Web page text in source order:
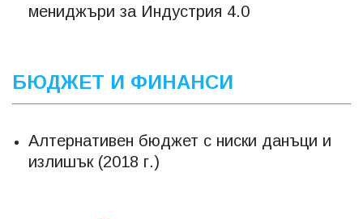
мениджъри за Индустрия 4.0
БЮДЖЕТ И ФИНАНСИ
Алтернативен бюджет с ниски данъци и
излишък (2018 г.)